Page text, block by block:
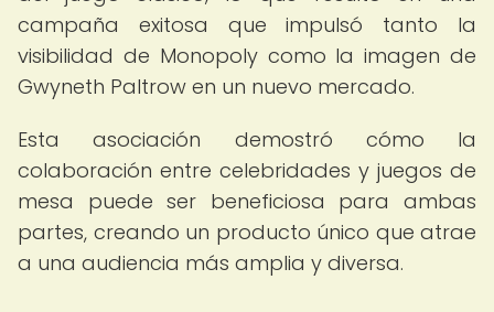
campaña exitosa que impulsó tanto la
visibilidad de Monopoly como la imagen de
Gwyneth Paltrow en un nuevo mercado.
Esta asociación demostró cómo la
colaboración entre celebridades y juegos de
mesa puede ser beneficiosa para ambas
partes, creando un producto único que atrae
a una audiencia más amplia y diversa.